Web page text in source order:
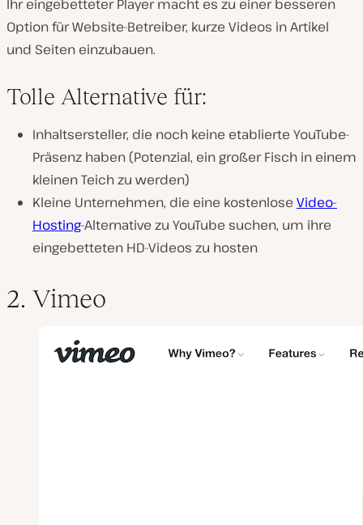
Ihr eingebetteter Player macht es zu einer besseren
Option für Website-Betreiber, kurze Videos in Artikel
und Seiten einzubauen.
Tolle Alternative für:
Inhaltsersteller, die noch keine etablierte YouTube-
Präsenz haben (Potenzial, ein großer Fisch in einem
kleinen Teich zu werden)
Kleine Unternehmen, die eine kostenlose Video-
Hosting-Alternative zu YouTube suchen, um ihre
eingebetteten HD-Videos zu hosten
2. Vimeo